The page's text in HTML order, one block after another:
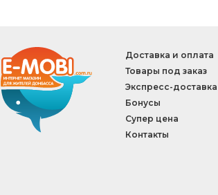
Доставка и оплата
Товары под заказ
Экспресс-доставка
Бонусы
Супер цена
Контакты